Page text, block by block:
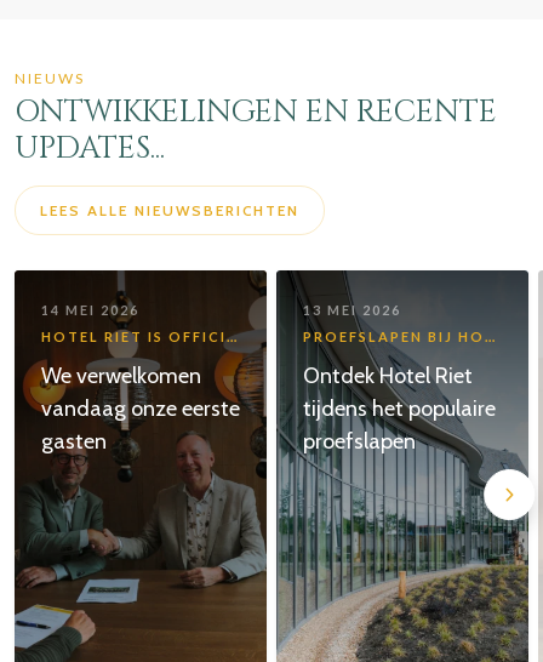
NIEUWS
ONTWIKKELINGEN EN RECENTE
UPDATES...
LEES ALLE NIEUWSBERICHTEN
14 MEI 2026
HOTEL RIET IS OFFICIEEL OPEN!
We verwelkomen
vandaag onze eerste
gasten
13 MEI 2026
Ontdek Hotel Riet
tijdens het populaire
proefslapen